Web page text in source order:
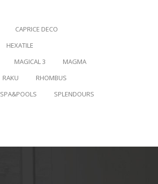
CAPRICE DECO
HEXATILE
MAGICAL 3
MAGMA
RAKU
RHOMBUS
SPA&POOLS
SPLENDOURS